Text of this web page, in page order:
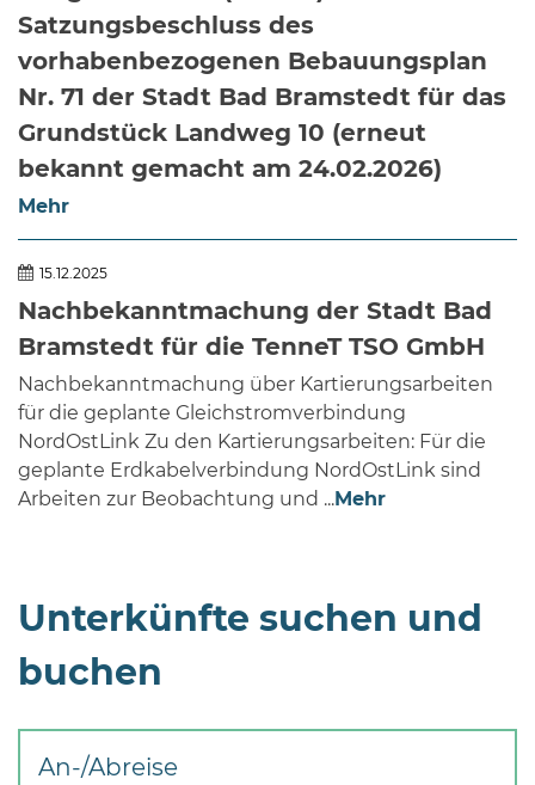
Satzungsbeschluss des
vorhabenbezogenen Bebauungsplan
Nr. 71 der Stadt Bad Bramstedt für das
Grundstück Landweg 10 (erneut
bekannt gemacht am 24.02.2026)
Mehr
15.12.2025
Nachbekanntmachung der Stadt Bad
Bramstedt für die TenneT TSO GmbH
Nachbekanntmachung über Kartierungsarbeiten
für die geplante Gleichstromverbindung
NordOstLink Zu den Kartierungsarbeiten: Für die
geplante Erdkabelverbindung NordOstLink sind
Arbeiten zur Beobachtung und ...Mehr
Unterkünfte suchen und
buchen
An-/Abreise